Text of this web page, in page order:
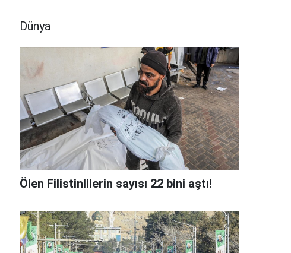
Dünya
Ölen Filistinlilerin sayısı 22 bini aştı!